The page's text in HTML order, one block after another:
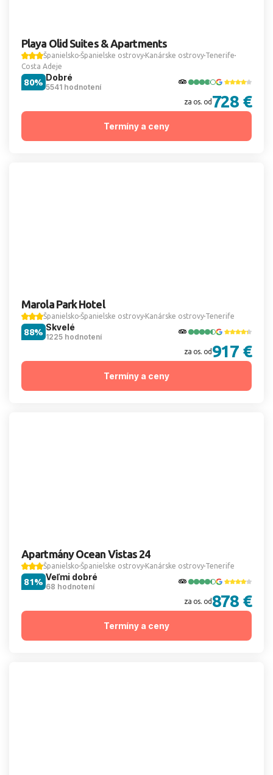
Playa Olid Suites & Apartments
Španielsko Španielske ostrovy Kanárske ostrovy Tenerife
Costa Adeje
Dobré
5541 hodnotení
80%
za os. od 728 €
Termíny a ceny
Marola Park Hotel
Španielsko Španielske ostrovy Kanárske ostrovy Tenerife
Skvelé
1225 hodnotení
88%
za os. od 917 €
Termíny a ceny
Apartmány Ocean Vistas 24
Španielsko Španielske ostrovy Kanárske ostrovy Tenerife
Veľmi dobré
68 hodnotení
81%
za os. od 878 €
Termíny a ceny